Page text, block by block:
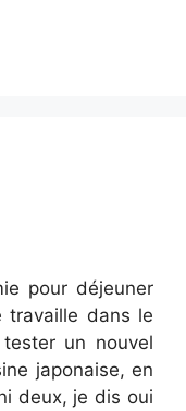
pour déjeuner
travaille dans le
un nouvel
japonaise, en
deux, je dis oui